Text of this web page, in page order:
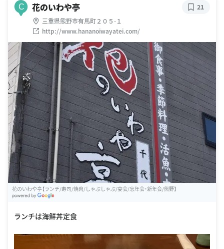
C 花のいわや亭
三重県熊野市有馬町２０５-１
http://www.hananoiwayatei.com/
21
花のいわや亭【ランチ/寿司/焼肉/しゃぶしゃぶ/宴会/忘年会・新年会/熊野】
ランチは海鮮丼定食